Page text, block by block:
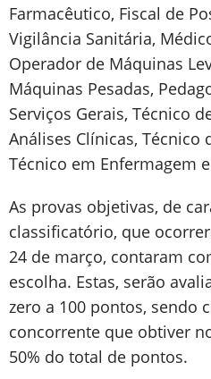
Farmacêutico, Fiscal de
Vigilância Sanitária,
Operador de Máquinas
Máquinas Pesadas,
Serviços Gerais, Técnico
Análises Clínicas, Técnico
Técnico em Enfermagem
As provas objetivas, de
classificatório, que
24 de março, contaram
escolha. Estas, serão
zero a 100 pontos, sendo
concorrente que obtiver
50% do total de pontos.